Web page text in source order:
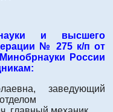
и высшего
№ 275 к/п от
России
заведующий